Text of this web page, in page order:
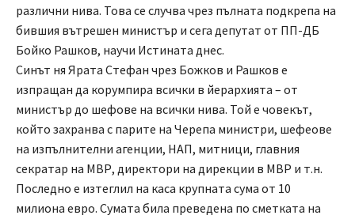
различни нива. Това се случва чрез пълната подкрепа на
бившия вътрешен министър и сега депутат от ПП-ДБ
Бойко Рашков, научи Истината днес.
Синът ня Ярата Стефан чрез Божков и Рашков е
изпращан да корумпира всички в йерархията – от
министър до шефове на всички нива. Той е човекът,
който захранва с парите на Черепа министри, шефеове
на изпълнителни агенции, НАП, митници, главния
секратар на МВР, директори на дирекции в МВР и т.н.
Последно е изтеглил на каса крупната сума от 10
милиона евро. Сумата била преведена по сметката на